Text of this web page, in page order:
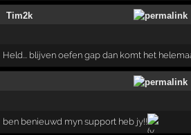
Tim2k
Held... blijven oefen gap dan komt het
ben benieuwd myn support heb jy!!